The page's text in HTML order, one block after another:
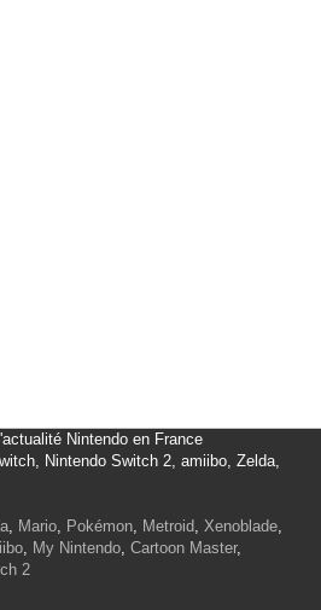
Nintendo en France
Nintendo Switch 2, amiibo, Zelda,
, Mario, Pokémon, Metroid, Xenoblade,
, My Nintendo, Cartoon Master,
2